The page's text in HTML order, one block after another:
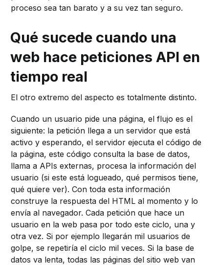
proceso sea tan barato y a su vez tan seguro.
Qué sucede cuando una
web hace peticiones API en
tiempo real
El otro extremo del aspecto es totalmente distinto.
Cuando un usuario pide una página, el flujo es el
siguiente: la petición llega a un servidor que está
activo y esperando, el servidor ejecuta el código de
la página, este código consulta la base de datos,
llama a APIs externas, procesa la información del
usuario (si este está logueado, qué permisos tiene,
qué quiere ver). Con toda esta información
construye la respuesta del HTML al momento y lo
envía al navegador. Cada petición que hace un
usuario en la web pasa por todo este ciclo, una y
otra vez. Si por ejemplo llegarán mil usuarios de
golpe, se repetiría el ciclo mil veces. Si la base de
datos va lenta, todas las páginas del sitio web van